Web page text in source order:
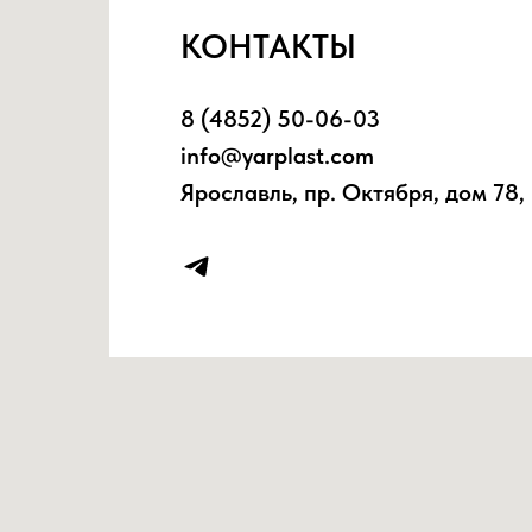
КОНТАКТЫ
8 (4852) 50-06-03
info@yarplast.com
Ярославль, пр. Октября, дом 78,